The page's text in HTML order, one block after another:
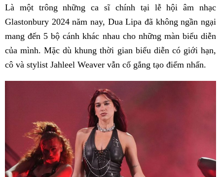
Là một trông những ca sĩ chính tại lễ hội âm nhạc
Glastonbury 2024 năm nay, Dua Lipa đã không ngần ngại
mang đến 5 bộ cánh khác nhau cho những màn biểu diễn
của mình. Mặc dù khung thời gian biểu diễn có giới hạn,
cô và stylist Jahleel Weaver vẫn cố gắng tạo điểm nhấn.